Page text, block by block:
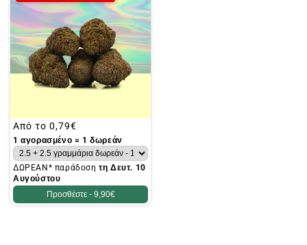
Συνήθης
τιμή
Από το 0,79€
1 αγορασμένο = 1 δωρεάν
ΔΩΡΕΑΝ* παράδοσητη Δευτ. 10
Αυγούστου
Προσθέστε - 9,90€